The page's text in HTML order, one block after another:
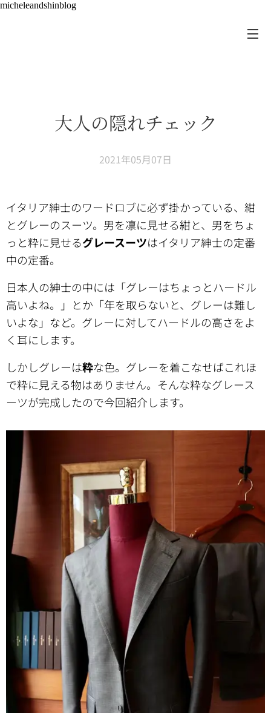
micheleandshinblog
大人の隠れチェック
2021年05月07日
イタリア紳士のワードロブに必ず掛かっている、紺
とグレーのスーツ。男を凛に見せる紺と、男をちょ
っと粋に見せるグレースーツはイタリア紳士の定番
中の定番。
日本人の紳士の中には「グレーはちょっとハードル
高いよね。」とか「年を取らないと、グレーは難し
いよな」など。グレーに対してハードルの高さをよ
く耳にします。
しかしグレーは粋な色。グレーを着こなせばこれほ
で粋に見える物はありません。そんな粋なグレース
ーツが完成したので今回紹介します。